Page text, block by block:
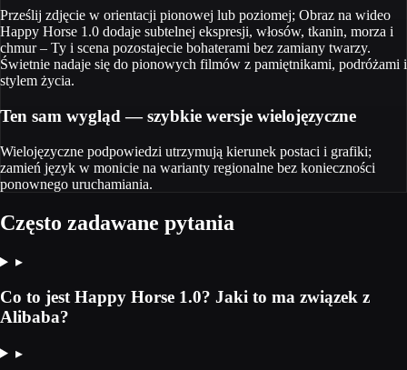
Prześlij zdjęcie w orientacji pionowej lub poziomej; Obraz na wideo
Happy Horse 1.0 dodaje subtelnej ekspresji, włosów, tkanin, morza i
chmur – Ty i scena pozostajecie bohaterami bez zamiany twarzy.
Świetnie nadaje się do pionowych filmów z pamiętnikami, podróżami i
stylem życia.
Ten sam wygląd — szybkie wersje wielojęzyczne
Wielojęzyczne podpowiedzi utrzymują kierunek postaci i grafiki;
zamień język w monicie na warianty regionalne bez konieczności
ponownego uruchamiania.
Często zadawane pytania
▸
Co to jest Happy Horse 1.0? Jaki to ma związek z
Alibaba?
▸